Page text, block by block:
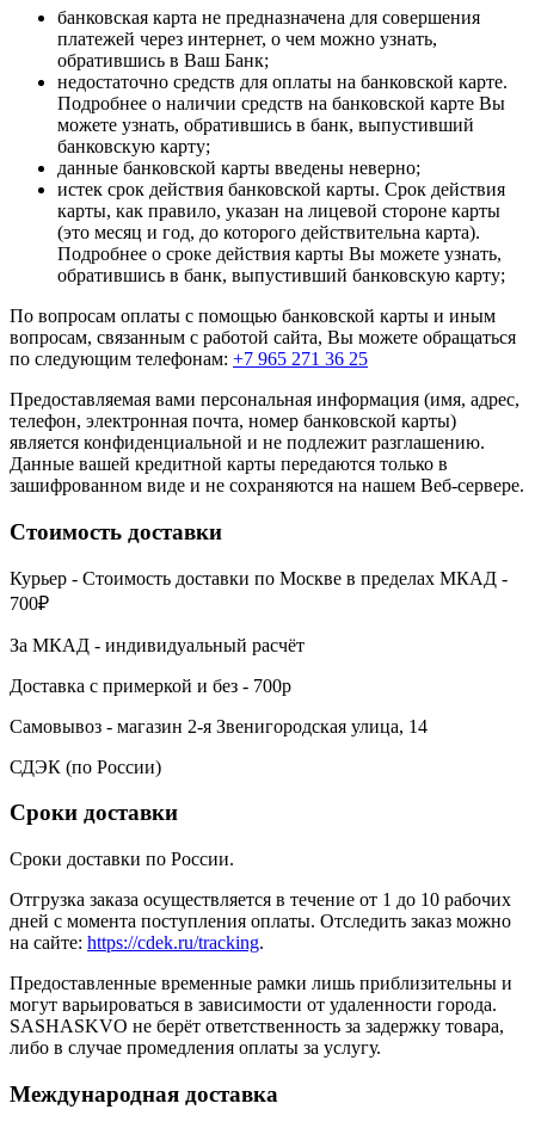
банковская карта не предназначена для совершения
платежей через интернет, о чем можно узнать,
обратившись в Ваш Банк;
недостаточно средств для оплаты на банковской карте.
Подробнее о наличии средств на банковской карте Вы
можете узнать, обратившись в банк, выпустивший
банковскую карту;
данные банковской карты введены неверно;
истек срок действия банковской карты. Срок действия
карты, как правило, указан на лицевой стороне карты
(это месяц и год, до которого действительна карта).
Подробнее о сроке действия карты Вы можете узнать,
обратившись в банк, выпустивший банковскую карту;
По вопросам оплаты с помощью банковской карты и иным
вопросам, связанным с работой сайта, Вы можете обращаться
по следующим телефонам: +7 965 271 36 25
Предоставляемая вами персональная информация (имя, адрес,
телефон, электронная почта, номер банковской карты)
является конфиденциальной и не подлежит разглашению.
Данные вашей кредитной карты передаются только в
зашифрованном виде и не сохраняются на нашем Веб-сервере.
Стоимость доставки
Курьер - Стоимость доставки по Москве в пределах МКАД -
700₽
За МКАД - индивидуальный расчёт
Доставка с примеркой и без - 700р
Самовывоз - магазин 2-я Звенигородская улица, 14
СДЭК (по России)
Сроки доставки
Сроки доставки по России.
Отгрузка заказа осуществляется в течение от 1 до 10 рабочих
дней с момента поступления оплаты. Отследить заказ можно
на сайте: https://cdek.ru/tracking.
Предоставленные временные рамки лишь приблизительны и
могут варьироваться в зависимости от удаленности города.
SASHASKVO не берёт ответственность за задержку товара,
либо в случае промедления оплаты за услугу.
Международная доставка